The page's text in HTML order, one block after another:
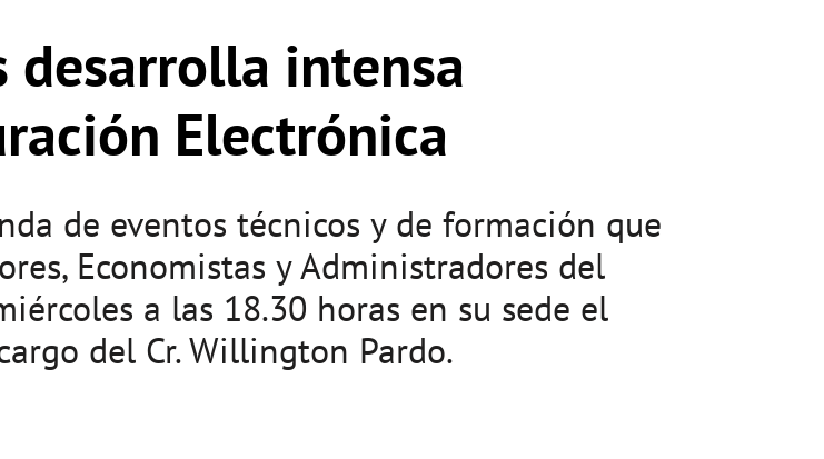
desarrolla intensa
Electrónica
de eventos técnicos​ y de formación que
Economistas y Administradores del
a las 18.30 horas en su sede el
del Cr. Willington Pardo.